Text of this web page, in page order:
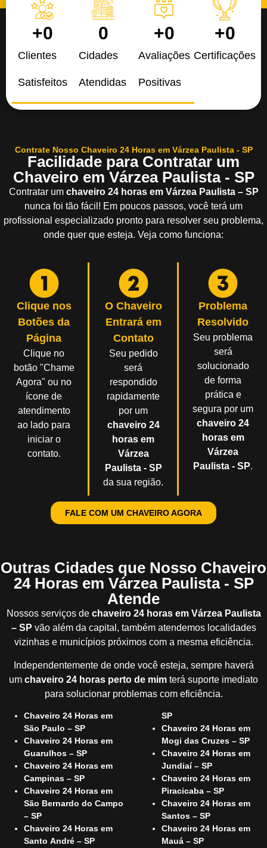
Clientes
Satisfeitos
+0
Cidades
Atendidas
0
Avaliações
Positivas
+0
Certificações
+0
Contrate Nosso Chaveiro 24 Horas em Várzea Paulista - SP
Facilidade para Contratar um
Chaveiro em Várzea Paulista - SP
Contratar um chaveiro 24 horas em Várzea Paulista – SP
nunca foi tão fácil! Em poucos passos, você terá um
profissional especializado pronto para resolver seu problema,
onde quer que esteja. Veja como funciona:
Clique nos
Botões da
Página
Clique no
botão "Chame
Agora" ou no
ícone de
atendimento
ao lado para
iniciar o
contato.
O Chaveiro
Entrará em
Contato
Seu pedido
será
respondido
rapidamente
por um
chaveiro 24
horas em
Várzea
Paulista - SP
da sua região.
Problema
Resolvido
Seu problema
será
solucionado
de forma
prática e
segura por um
chaveiro 24
horas em
Várzea
Paulista - SP.
FALE COM UM CHAVEIRO AGORA
Outras Cidades que Nosso Chaveiro
24 Horas em Várzea Paulista - SP
Atende
Nossos serviços de chaveiro 24 horas em Várzea Paulista
– SP vão além da capital, também atendemos localidades
vizinhas e municípios próximos com a mesma eficiência.
Independentemente de onde você esteja, sempre haverá
um chaveiro 24 horas perto de mim terá suporte imediato
para solucionar problemas com eficiência.
Chaveiro 24 Horas em
São Paulo – SP
Chaveiro 24 Horas em
Guarulhos – SP
Chaveiro 24 Horas em
Campinas – SP
Chaveiro 24 Horas em
São Bernardo do Campo
– SP
Chaveiro 24 Horas em
Santo André – SP
SP
Chaveiro 24 Horas em
Mogi das Cruzes – SP
Chaveiro 24 Horas em
Jundiaí – SP
Chaveiro 24 Horas em
Piracicaba – SP
Chaveiro 24 Horas em
Santos – SP
Chaveiro 24 Horas em
Mauá – SP